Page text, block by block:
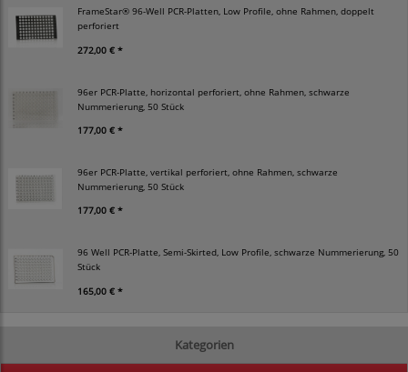
FrameStar® 96-Well PCR-Platten, Low Profile, ohne Rahmen, doppelt
perforiert
272,00 € *
96er PCR-Platte, horizontal perforiert, ohne Rahmen, schwarze
Nummerierung, 50 Stück
177,00 € *
96er PCR-Platte, vertikal perforiert, ohne Rahmen, schwarze
Nummerierung, 50 Stück
177,00 € *
96 Well PCR-Platte, Semi-Skirted, Low Profile, schwarze Nummerierung, 50
Stück
165,00 € *
Kategorien